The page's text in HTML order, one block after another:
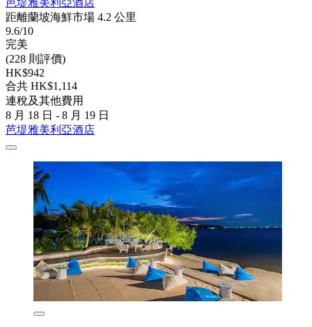
距離蘭坡海鮮市場 4.2 公里
9.6/10
完美
(228 則評價)
HK$942
合共 HK$1,114
連稅及其他費用
8 月 18 日 - 8 月 19 日
芭堤雅美利亞酒店